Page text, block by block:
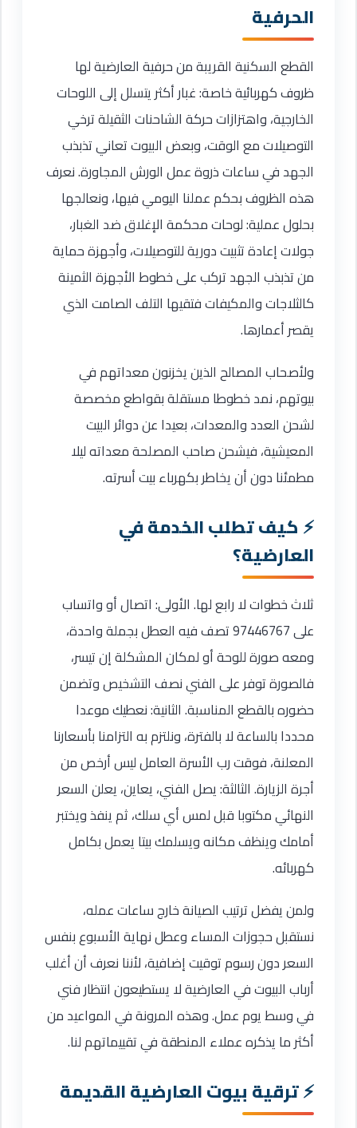
الحرفية
القطع السكنية القريبة من حرفية العارضية لها
ظروف كهربائية خاصة: غبار أكثر يتسلل إلى اللوحات
الخارجية، واهتزازات حركة الشاحنات الثقيلة ترخي
التوصيلات مع الوقت، وبعض البيوت تعاني تذبذب
الجهد في ساعات ذروة عمل الورش المجاورة. نعرف
هذه الظروف بحكم عملنا اليومي فيها، ونعالجها
بحلول عملية: لوحات محكمة الإغلاق ضد الغبار،
جولات إعادة تثبيت دورية للتوصيلات، وأجهزة حماية
من تذبذب الجهد تركب على خطوط الأجهزة الثمينة
كالثلاجات والمكيفات فتقيها التلف الصامت الذي
يقصر أعمارها.
ولأصحاب المصالح الذين يخزنون معداتهم في
بيوتهم، نمد خطوطا مستقلة بقواطع مخصصة
لشحن العدد والمعدات، بعيدا عن دوائر البيت
المعيشية، فيشحن صاحب المصلحة معداته ليلا
مطمئنا دون أن يخاطر بكهرباء بيت أسرته.
كيف تطلب الخدمة في
العارضية؟
ثلاث خطوات لا رابع لها. الأولى: اتصال أو واتساب
على 97446767 تصف فيه العطل بجملة واحدة،
ومعه صورة للوحة أو لمكان المشكلة إن تيسر،
فالصورة توفر على الفني نصف التشخيص وتضمن
حضوره بالقطع المناسبة. الثانية: نعطيك موعدا
محددا بالساعة لا بالفترة، ونلتزم به التزامنا بأسعارنا
المعلنة، فوقت رب الأسرة العامل ليس أرخص من
أجرة الزيارة. الثالثة: يصل الفني، يعاين، يعلن السعر
النهائي مكتوبا قبل لمس أي سلك، ثم ينفذ ويختبر
أمامك وينظف مكانه ويسلمك بيتا يعمل بكامل
كهربائه.
ولمن يفضل ترتيب الصيانة خارج ساعات عمله،
نستقبل حجوزات المساء وعطل نهاية الأسبوع بنفس
السعر دون رسوم توقيت إضافية، لأننا نعرف أن أغلب
أرباب البيوت في العارضية لا يستطيعون انتظار فني
في وسط يوم عمل. وهذه المرونة في المواعيد من
أكثر ما يذكره عملاء المنطقة في تقييماتهم لنا.
ترقية بيوت العارضية القديمة